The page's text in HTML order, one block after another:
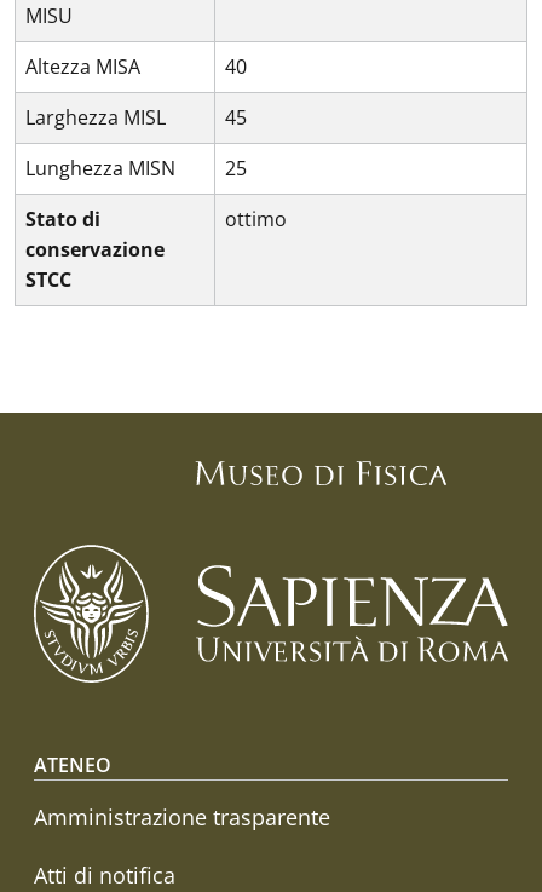
MISU
Altezza MISA
40
Larghezza MISL
45
Lunghezza MISN
25
Stato di
conservazione
STCC
ottimo
Footer menu
ATENEO
Amministrazione trasparente
Atti di notifica